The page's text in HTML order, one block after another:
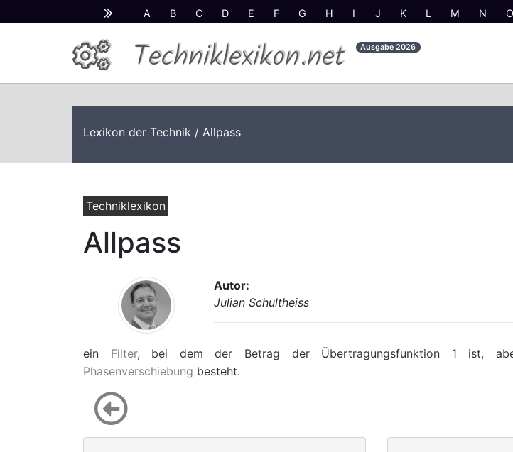
A B C D E F G H I J K L M N
Techniklexikon.net Ausgabe2026
Lexikon der Technik / Allpass
Techniklexikon
Allpass
Autor:
Julian Schultheiss
ein Filter, bei dem der Betrag der Übertragungsfunktion 1 ist,
Phasenverschiebung besteht.